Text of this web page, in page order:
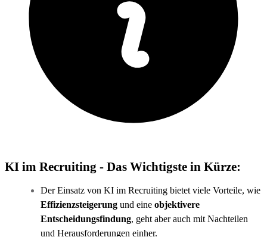
KI im Recruiting - Das Wichtigste in Kürze:
Der Einsatz von KI im Recruiting bietet viele Vorteile, wie
Effizienzsteigerung und eine objektivere
Entscheidungsfindung, geht aber auch mit Nachteilen
und Herausforderungen einher.